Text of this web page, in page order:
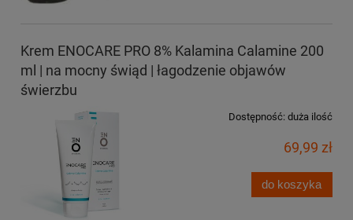
Krem ENOCARE PRO 8% Kalamina Calamine 200
ml | na mocny świąd | łagodzenie objawów
świerzbu
Dostępność: duża ilość
69,99 zł
do koszyka